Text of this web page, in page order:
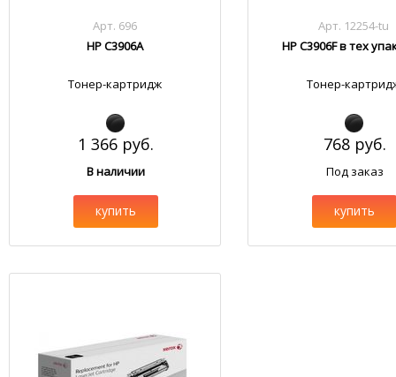
Арт. 696
HP C3906A
Тонер-картридж
1 366 руб.
В наличии
купить
Арт. 12254-tu
HP C3906F в тех
Тонер-
768 руб.
Под заказ
купить